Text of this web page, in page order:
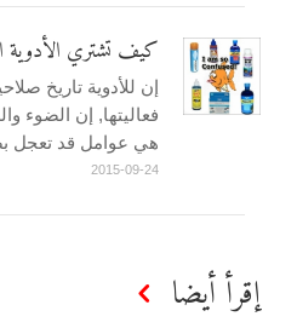
كيف تشتري الأدوية
إن للأدوية تاريخ
فعاليتها, إن الضوء
هي عوامل قد تعجل
2015-09-24
إقرأ أيضا